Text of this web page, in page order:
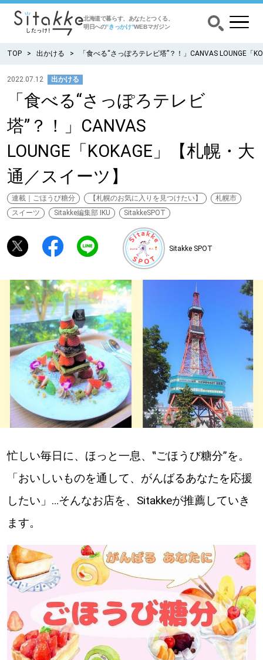
北海道で暮らす、あなたとつくる、
明日への”きっかけ”WEBマガジン
CATEGORY カテゴリー
食べる
出かける
暮らす
深める
ゆるむ
SitakkeTV
LOCAL ローカルエリア
all
札幌
道北
道南
道東
道央
KEYWORD キーワード
Sitakke編集部あい
TOP 出かける 「食べる“さっぽろテレビ塔”？！」CANVAS LOUNGE「
2022.07.12 出かける
「食べる“さっぽろテレビ
塔”？！」CANVAS
LOUNGE「KOKAGE」【札幌・大
通／スイーツ】
連載｜ごほうび糖分 【札幌のお気に入りを見つけたい】
札幌市
スイーツ
Sitakke編集部 IKU SitakkeSPOT
Sitakke SPOT
忙しい毎日に、ほっと一息、‟ごほうび糖分”を。
「おいしいものを通して、がんばるあなたを応援
したい」…そんなお店を、Sitakkeが推薦していき
ます。